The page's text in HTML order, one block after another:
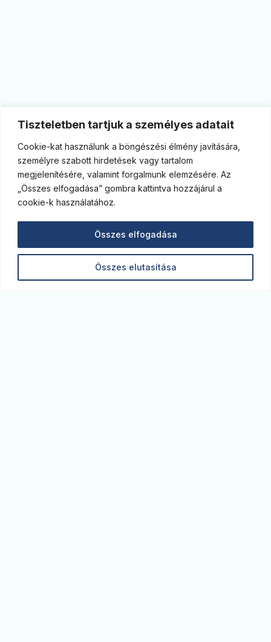
Tiszteletben tartjuk a személyes adatait
Cookie-kat használunk a böngészési élmény javítására,
személyre szabott hirdetések vagy tartalom
megjelenítésére, valamint forgalmunk elemzésére. Az
„Összes elfogadása” gombra kattintva hozzájárul a
cookie-k használatához.
Összes elutasítása
Összes elfogadása